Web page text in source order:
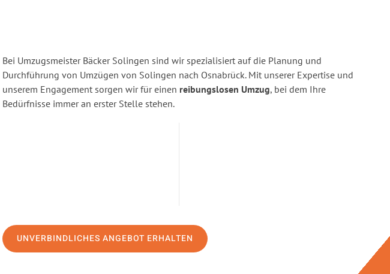
Bei Umzugsmeister Bäcker Solingen sind wir spezialisiert auf die Planung und
Durchführung von Umzügen von Solingen nach Osnabrück. Mit unserer Expertise und
unserem Engagement sorgen wir für einen reibungslosen Umzug, bei dem Ihre
Bedürfnisse immer an erster Stelle stehen.
UNVERBINDLICHES ANGEBOT ERHALTEN